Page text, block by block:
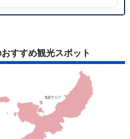
すすめ観光スポット